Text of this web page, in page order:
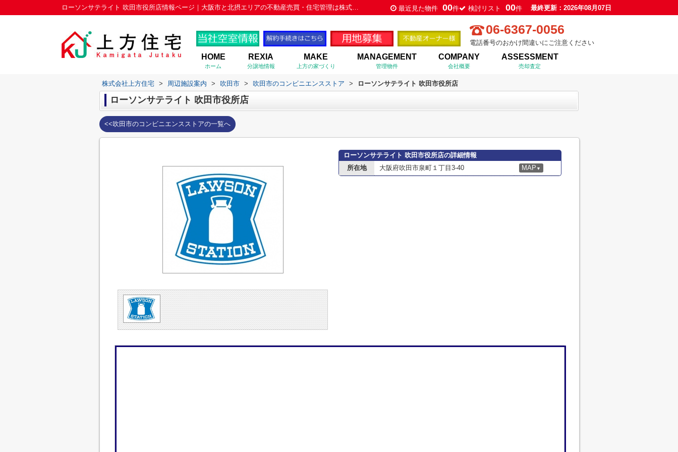
ローソンサテライト 吹田市役所店情報ページ｜大阪市と北摂エリアの不動産売買・住宅管理は株式会社上方住宅 最近見た物件 00件 検討リスト 00件 最終更新：2026年08月07日
06-6367-0056
電話番号のおかけ間違いにご注意ください
HOME
ホーム
REXIA
分譲地情報
MAKE
上方の家づくり
MANAGEMENT
管理物件
COMPANY
会社概要
ASSESSMENT
売却査定
株式会社上方住宅 > 周辺施設案内 > 吹田市 > 吹田市のコンビニエンスストア > ローソンサテライト 吹田市役所店
ローソンサテライト 吹田市役所店
<<吹田市のコンビニエンスストアの一覧へ
ローソンサテライト 吹田市役所店の詳細情報
所在地
大阪府吹田市泉町１丁目3-40 MAP ▼